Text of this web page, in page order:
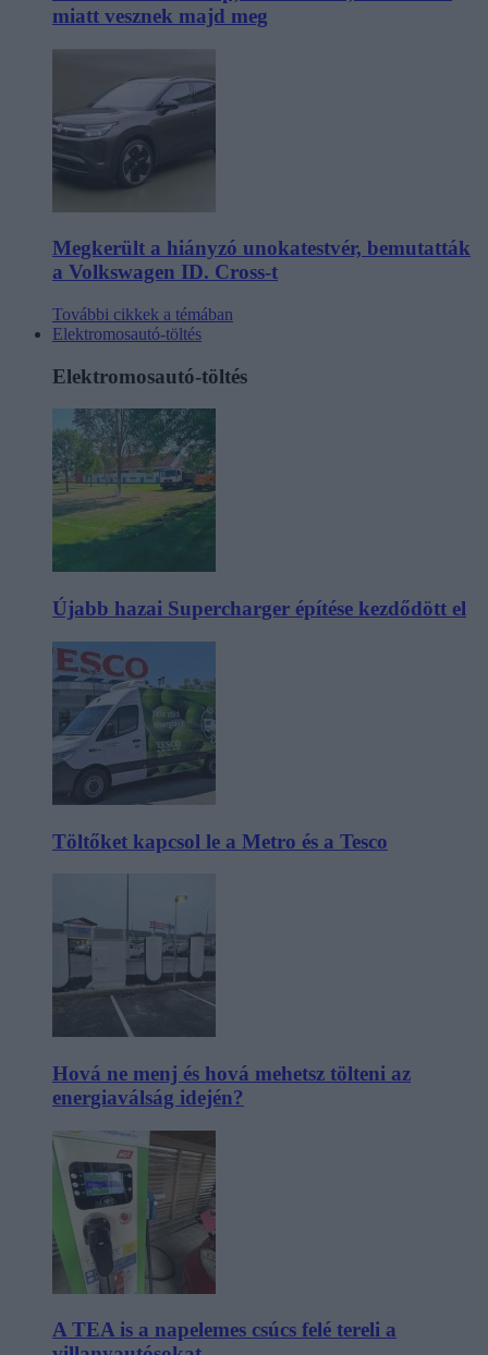
miatt vesznek majd meg
Megkerült a hiányzó unokatestvér, bemutatták
a Volkswagen ID. Cross-t
További cikkek a témában
Elektromosautó-töltés
Elektromosautó-töltés
Újabb hazai Supercharger építése kezdődött el
Töltőket kapcsol le a Metro és a Tesco
Hová ne menj és hová mehetsz tölteni az
energiaválság idején?
A TEA is a napelemes csúcs felé tereli a